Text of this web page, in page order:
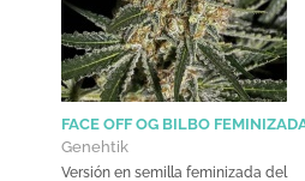
FACE OFF OG BILBO
Genehtik
Versión en semilla feminizada del